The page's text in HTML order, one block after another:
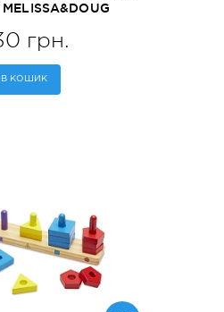
грн.
В КОШИК